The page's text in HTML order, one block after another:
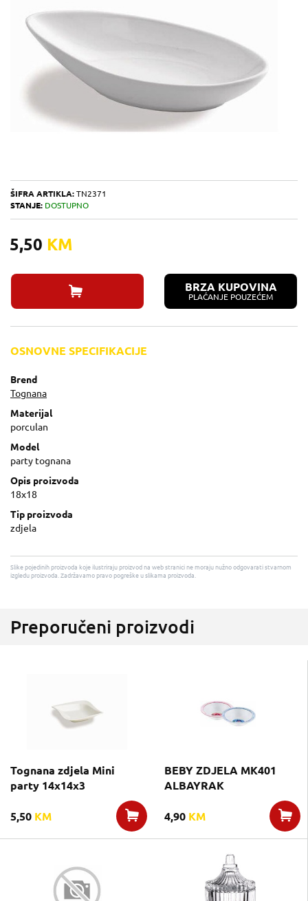
ŠIFRA ARTIKLA: TN2371
STANJE: DOSTUPNO
5,50 KM
BRZA KUPOVINA
PLAĆANJE POUZEĆEM
OSNOVNE SPECIFIKACIJE
Brend
Tognana
Materijal
porculan
Model
party tognana
Opis proizvoda
18x18
Tip proizvoda
zdjela
Slike pojedinih proizvoda koje ilustriraju proizvod na web stranici ne moraju nužno odgovarati stvarnom
izgledu proizvoda. Zadržavamo pravo pogreške u slikama proizvoda.
Preporučeni proizvodi
Tognana zdjela Mini
party 14x14x3
5,50 KM
BEBY ZDJELA MK401
ALBAYRAK
4,90 KM